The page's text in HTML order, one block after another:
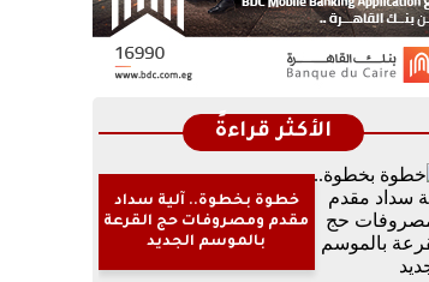
الأكثر قراءةً
خطوة بخطوة.. آلية سداد
مقدم ومصروفات حج القرعة
بالموسم الجديد